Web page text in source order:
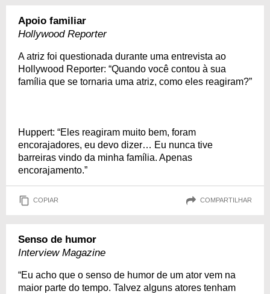
Apoio familiar
Hollywood Reporter
A atriz foi questionada durante uma entrevista ao
Hollywood Reporter: “Quando você contou à sua
família que se tornaria uma atriz, como eles reagiram?”
Huppert: “Eles reagiram muito bem, foram
encorajadores, eu devo dizer… Eu nunca tive
barreiras vindo da minha família. Apenas
encorajamento.”
COPIAR COMPARTILHAR
Senso de humor
Interview Magazine
“Eu acho que o senso de humor de um ator vem na
maior parte do tempo. Talvez alguns atores tenham